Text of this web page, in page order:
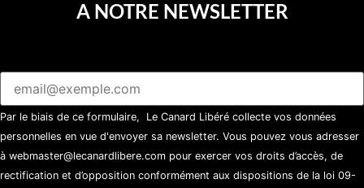
A NOTRE NEWSLETTER
Par le biais de ce formulaire, Le Canard Libéré collecte vos données
personnelles en vue d'envoyer sa newsletter. Vous pouvez vous adresser
à webmaster@lecanardlibere.com pour exercer vos droits d’accès, de
rectification et d’opposition conformément aux dispositions de la loi 09-